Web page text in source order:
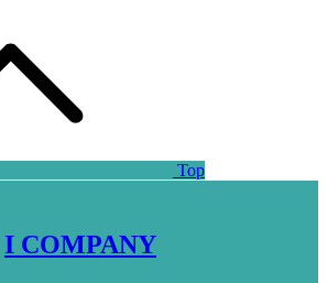
Top
I COMPANY